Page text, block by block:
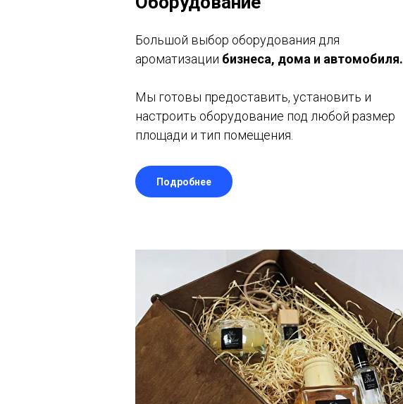
Большой выбор оборудования для
ароматизации бизнеса, дома и автомобиля.
Мы готовы предоставить, установить и
настроить оборудование под любой размер
площади и тип помещения.
Подробнее